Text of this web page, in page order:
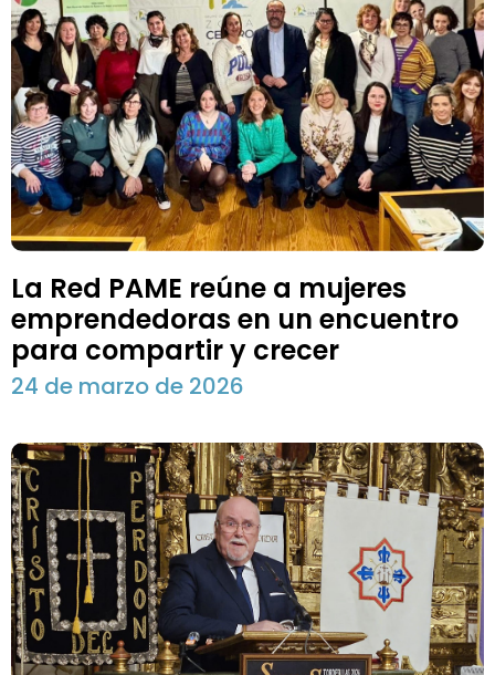
La Red PAME reúne a mujeres
emprendedoras en un encuentro
para compartir y crecer
24 de marzo de 2026